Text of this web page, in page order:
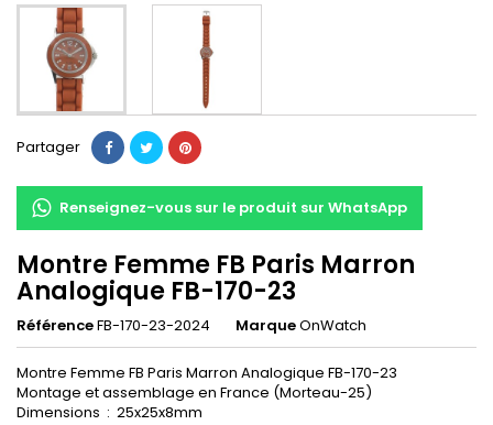
Partager
Renseignez-vous sur le produit sur WhatsApp
Montre Femme FB Paris Marron
Analogique FB-170-23
RéférenceFB-170-23-2024 MarqueOnWatch
Montre Femme FB Paris Marron Analogique FB-170-23
Montage et assemblage en France (Morteau-25)
Dimensions : 25x25x8mm